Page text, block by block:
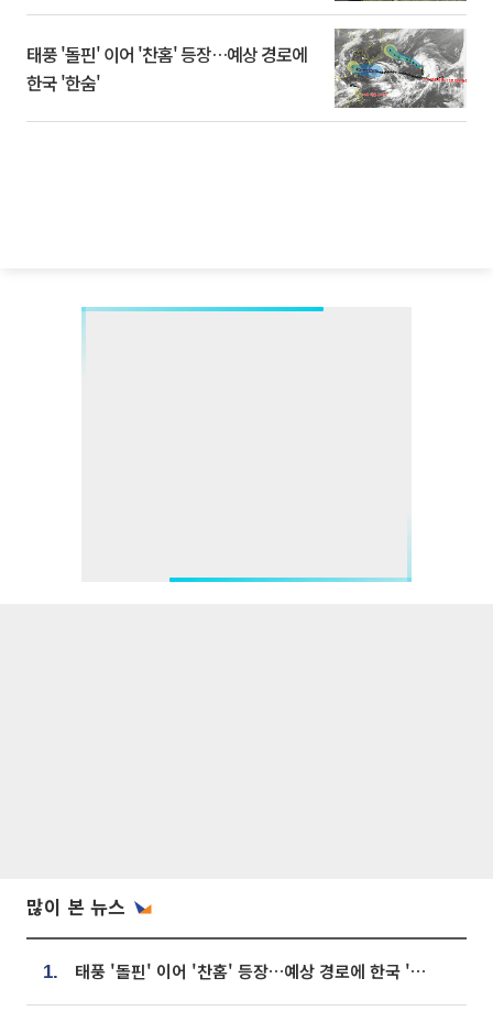
태풍 '돌핀' 이어 '찬홈' 등장…예상 경로에
한국 '한숨'
많이 본 뉴스
1. 태풍 '돌핀' 이어 '찬홈' 등장…예상 경로에 한국 '한숨'